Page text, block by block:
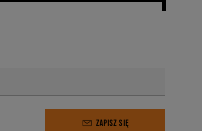
ZAPISZ SIĘ